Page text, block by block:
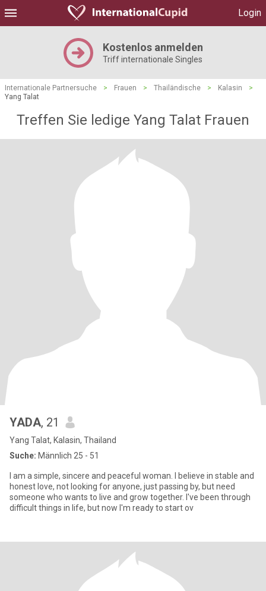
Login
Kostenlos anmelden
Triff internationale Singles
Internationale Partnersuche > Frauen > Thailändische > Kalasin
>
Yang Talat
Treffen Sie ledige Yang Talat Frauen
YADA, 21
Yang Talat, Kalasin, Thailand
Suche: Männlich 25 - 51
I am a simple, sincere and peaceful woman. I believe in stable and
honest love, not looking for anyone, just passing by, but need
someone who wants to live and grow together. I've been through
difficult things in life, but now I'm ready to start ov